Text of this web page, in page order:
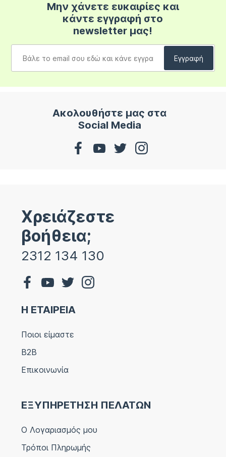
Μην χάνετε ευκαιρίες και
κάντε εγγραφή στο
newsletter μας!
Ακολουθήστε μας στα
Social Media
Χρειάζεστε
βοήθεια;
2312 134 130
Η ΕΤΑΙΡΕΙΑ
Ποιοι είμαστε
B2B
Επικοινωνία
ΕΞΥΠΗΡΕΤΗΣΗ ΠΕΛΑΤΩΝ
Ο Λογαριασμός μου
Τρόποι Πληρωμής